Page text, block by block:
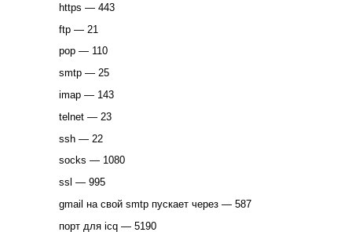
https — 443
ftp — 21
pop — 110
smtp — 25
imap — 143
telnet — 23
ssh — 22
socks — 1080
ssl — 995
gmail на свой smtp пускает через — 587
порт для icq — 5190